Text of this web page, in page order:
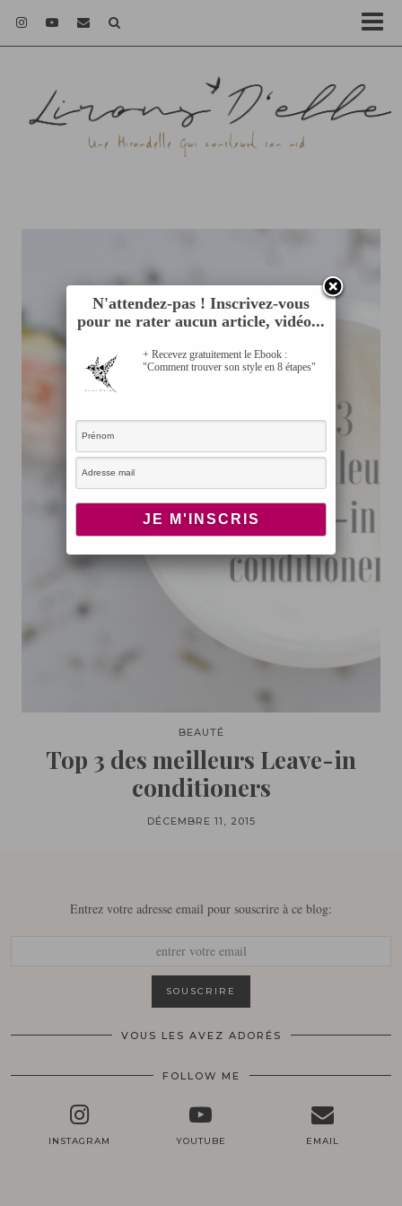
BEAUTÉ
Top 3 des meilleurs Leave-in
conditioners
DÉCEMBRE 11, 2015
Entrez votre adresse email pour souscrire à ce blog:
VOUS LES AVEZ ADORÉS
FOLLOW ME
INSTAGRAM YOUTUBE EMAIL
N'attendez-pas ! Inscrivez-vous
pour ne rater aucun article, vidéo...
+ Recevez gratuitement le Ebook :
"Comment trouver son style en 8 étapes"